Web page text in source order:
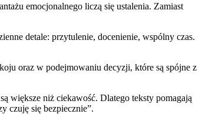
emocjonalnego liczą się ustalenia. Zamiast
detale: przytulenie, docenienie, wspólny czas.
oraz w podejmowaniu decyzji, które są spójne z
większe niż ciekawość. Dlatego teksty pomagają
czuję się bezpiecznie”.